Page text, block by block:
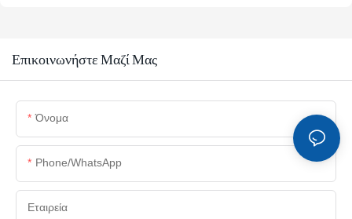
Επικοινωνήστε Μαζί Μας
Όνομα
Phone/whatsApp
Εταιρεία